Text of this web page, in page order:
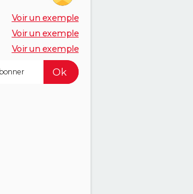
Voir un exemple
Voir un exemple
Voir un exemple